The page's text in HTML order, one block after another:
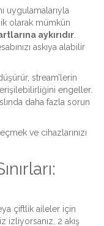
uygulamalarıyla
olarak mümkün
aykırıdır.
askıya alabilir
stream’lerin
engeller.
daha fazla sorun
ve cihazlarınızı
çiftlik aileler için
izliyorsanız, 2 akış